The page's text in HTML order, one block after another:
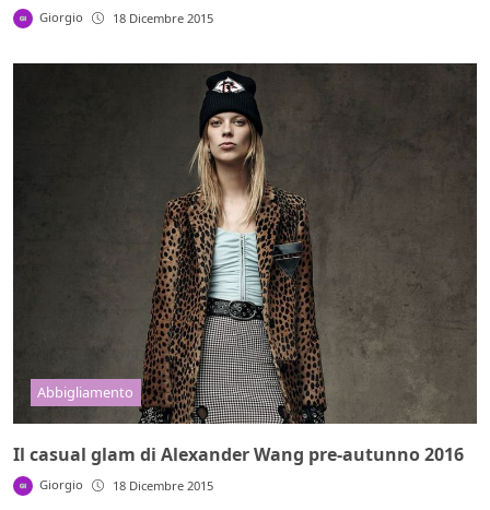
Giorgio 18 Dicembre 2015
Abbigliamento
Il casual glam di Alexander Wang pre-autunno 2016
Giorgio 18 Dicembre 2015